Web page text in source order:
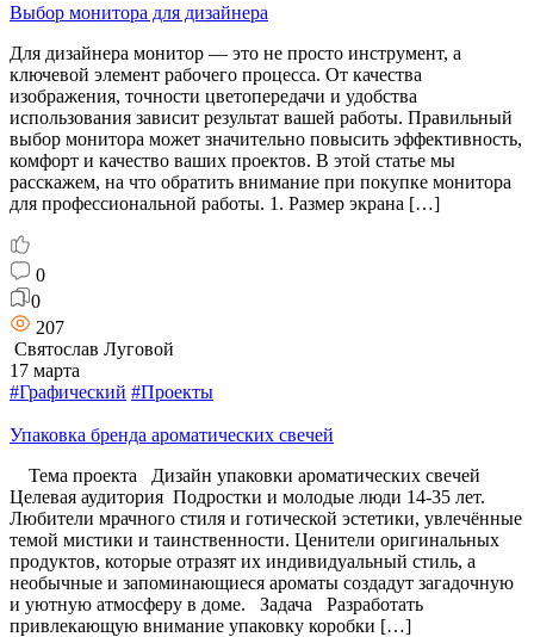
Выбор монитора для дизайнера
Для дизайнера монитор — это не просто инструмент, а
ключевой элемент рабочего процесса. От качества
изображения, точности цветопередачи и удобства
использования зависит результат вашей работы. Правильный
выбор монитора может значительно повысить эффективность,
комфорт и качество ваших проектов. В этой статье мы
расскажем, на что обратить внимание при покупке монитора
для профессиональной работы. 1. Размер экрана […]
0
0
207
Святослав Луговой
17 марта
#Графический #Проекты
Упаковка бренда ароматических свечей
Тема проекта Дизайн упаковки ароматических свечей
Целевая аудитория Подростки и молодые люди 14-35 лет.
Любители мрачного стиля и готической эстетики, увлечённые
темой мистики и таинственности. Ценители оригинальных
продуктов, которые отразят их индивидуальный стиль, а
необычные и запоминающиеся ароматы создадут загадочную
и уютную атмосферу в доме. Задача Разработать
привлекающую внимание упаковку коробки […]